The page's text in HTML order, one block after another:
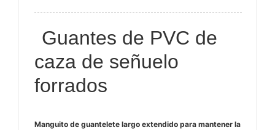
Guantes de PVC de
caza de señuelo
forrados
Manguito de guantelete largo extendido para mantener la